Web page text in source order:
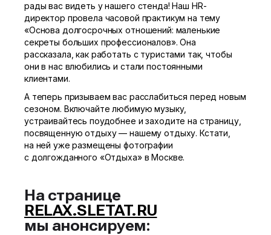
рады вас видеть у нашего стенда! Наш HR-
директор провела часовой практикум на тему
«Основа долгосрочных отношений: маленькие
секреты больших профессионалов». Она
рассказала, как работать с туристами так, чтобы
они в нас влюбились и стали постоянными
клиентами.
А теперь призываем вас расслабиться перед новым
сезоном. Включайте любимую музыку,
устраивайтесь поудобнее и заходите на страницу,
посвященную отдыху — нашему отдыху. Кстати,
на ней уже размещены фотографии
с долгожданного «Отдыха» в Москве.
На странице
RELAX.SLETAT.RU
мы анонсируем: